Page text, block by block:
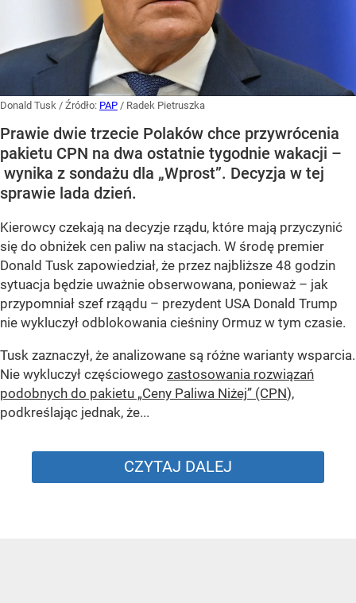
Donald Tusk / Źródło: PAP / Radek Pietruszka
Prawie dwie trzecie Polaków chce przywrócenia
pakietu CPN na dwa ostatnie tygodnie wakacji –
wynika z sondażu dla „Wprost”. Decyzja w tej
sprawie lada dzień.
Kierowcy czekają na decyzje rządu, które mają przyczynić
się do obniżek cen paliw na stacjach. W środę premier
Donald Tusk zapowiedział, że przez najbliższe 48 godzin
sytuacja będzie uważnie obserwowana, ponieważ – jak
przypomniał szef rząądu – prezydent USA Donald Trump
nie wykluczył odblokowania cieśniny Ormuz w tym czasie.
Tusk zaznaczył, że analizowane są różne warianty wsparcia.
Nie wykluczył częściowego zastosowania rozwiązań
podobnych do pakietu „Ceny Paliwa Niżej” (CPN),
podkreślając jednak, że...
CZYTAJ DALEJ